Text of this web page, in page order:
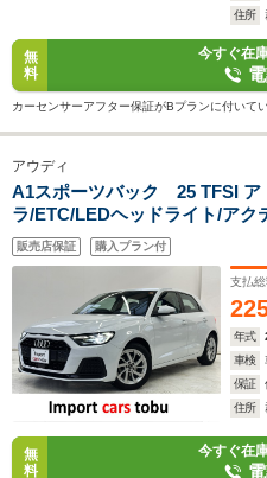
住所
無
料
今すぐ在
カーセンサーアフター保証がBプランに付いて
アウディ
A1スポーツバック 25 TFSI
ラ/ETC/LEDヘッドライト/アク
ラインドスポットモニター/バ
プアシスト/シートヒーター/純
販売店保証 購入プラン付
支払
年式
車検
保証
住所
無
料
今すぐ在